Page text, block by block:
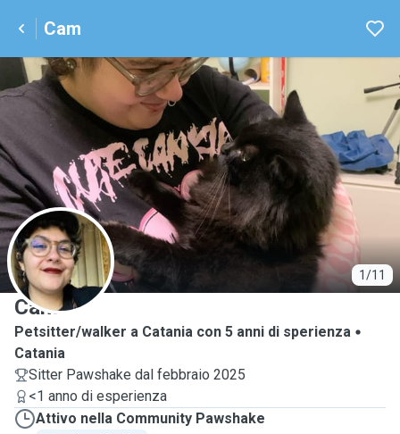
Cam
1/11
C
Cam
Petsitter/walker a Catania con 5 anni di sperienza
Catania
Sitter Pawshake dal febbraio 2025
<1 anno di esperienza
Attivo nella Community Pawshake